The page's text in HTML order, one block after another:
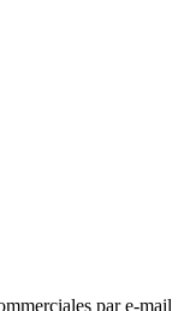
par e-mail